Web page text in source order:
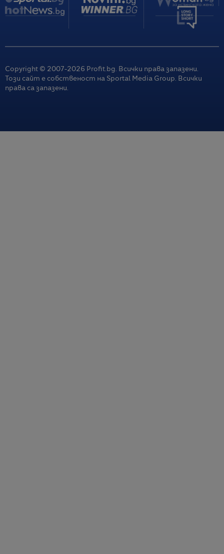
Copyright © 2007-2026 Profit.bg. Всички права запазени.
Този сайт е собственост на Sportal Media Group. Всички
права са запазени.